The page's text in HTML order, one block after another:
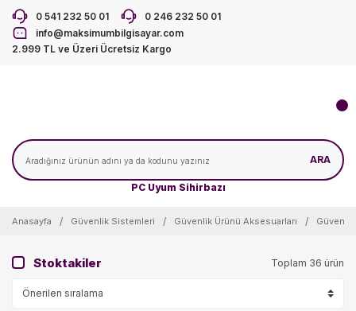
0 541 232 50 01
0 246 232 50 01
info@maksimumbilgisayar.com
2.999 TL ve Üzeri Ücretsiz Kargo
PC Uyum Sihirbazı
ARA
Anasayfa Güvenlik Sistemleri Güvenlik Ürünü Aksesuarları
Stoktakiler Toplam 36 ürün